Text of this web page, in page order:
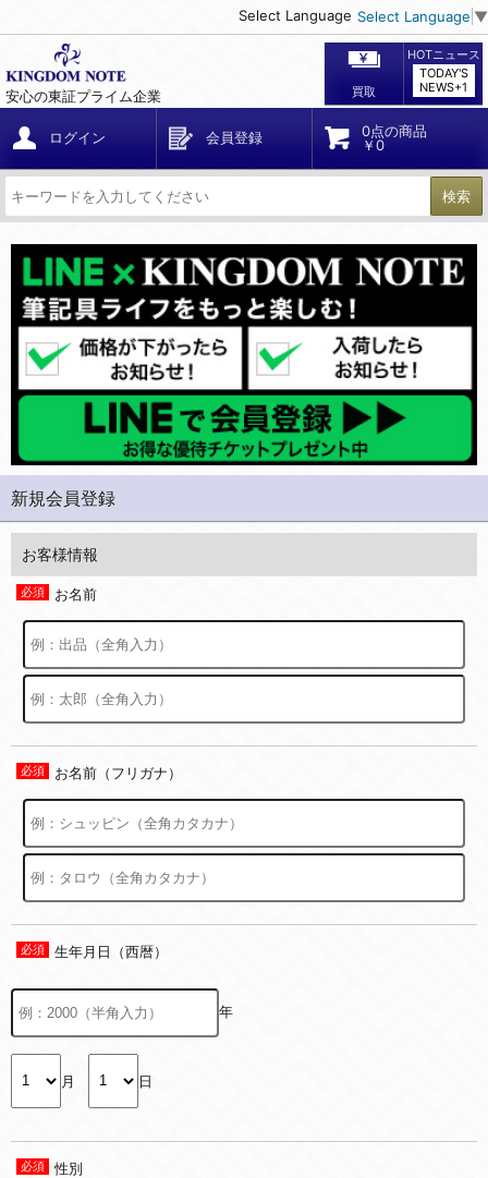
Select Language Select Language ▼
安心の東証プライム企業 買取
HOTニュース
TODAY'S
NEWS+1
ログイン 会員登録
0点の商品
￥0
検索
新規会員登録
お客様情報
お名前
お名前（フリガナ）
生年月日（西暦）
年
月 日
性別